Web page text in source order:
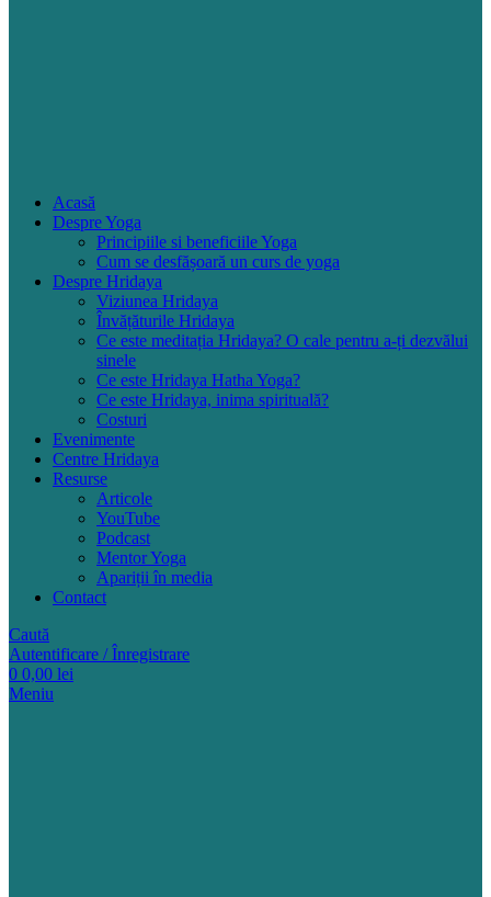
Acasă
Despre Yoga
Principiile si beneficiile Yoga
Cum se desfășoară un curs de yoga
Despre Hridaya
Viziunea Hridaya
Învățăturile Hridaya
Ce este meditația Hridaya? O cale pentru a-ți dezvălui
sinele
Ce este Hridaya Hatha Yoga?
Ce este Hridaya, inima spirituală?
Costuri
Evenimente
Centre Hridaya
Resurse
Articole
YouTube
Podcast
Mentor Yoga
Apariții în media
Contact
Caută
Autentificare / Înregistrare
0 0,00 lei
Meniu